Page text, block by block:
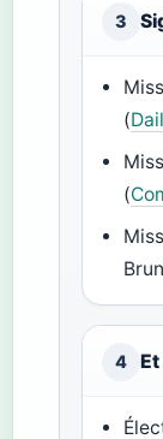
3
(
(
4 Et